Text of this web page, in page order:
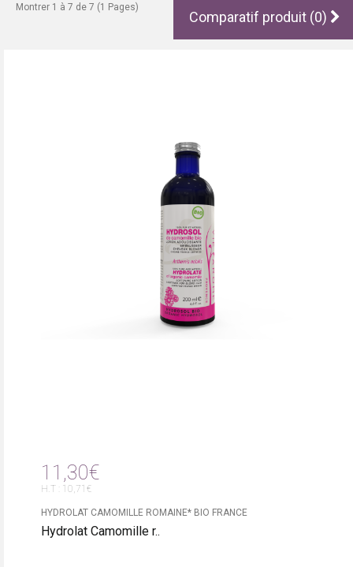
Montrer 1 à 7 de 7 (1 Pages)
Comparatif produit (0)
11,30€
H.T : 10,71€
HYDROLAT CAMOMILLE ROMAINE* BIO FRANCE
Hydrolat Camomille r..